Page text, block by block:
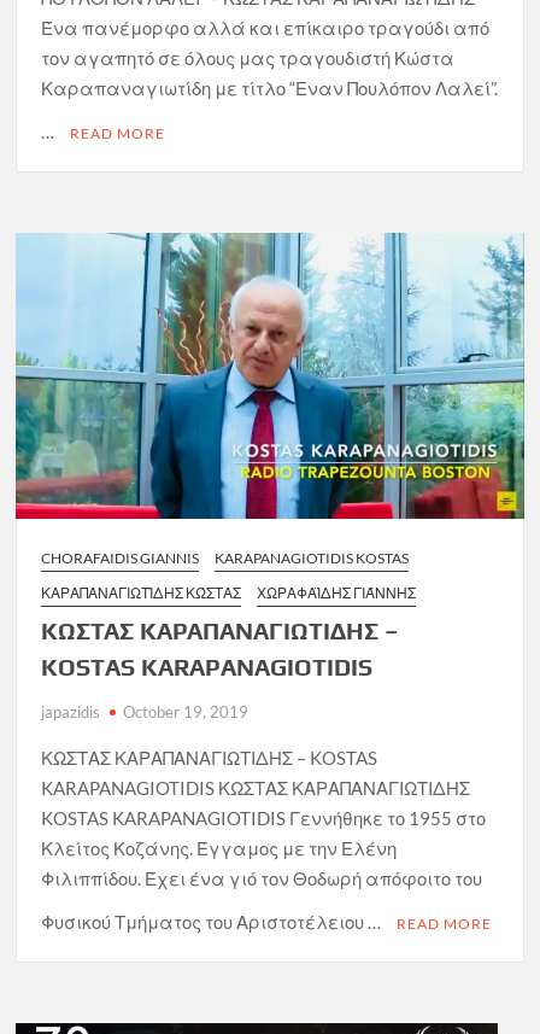
Ένα πανέμορφο αλλά και επίκαιρο τραγούδι από
τον αγαπητό σε όλους μας τραγουδιστή Κώστα
Καραπαναγιωτίδη με τίτλο “Εναν Πουλόπον Λαλεί”.
…
READ MORE
CHORAFAIDIS GIANNIS
KARAPANAGIOTIDIS KOSTAS
ΚΑΡΑΠΑΝΑΓΙΩΤΊΔΗΣ ΚΏΣΤΑΣ
ΧΩΡΑΦΑΪΔΗΣ ΓΙΆΝΝΗΣ
ΚΩΣΤΑΣ ΚΑΡΑΠΑΝΑΓΙΩΤΙΔΗΣ –
KOSTAS KARAPANAGIOTIDIS
japazidis October 19, 2019
ΚΩΣΤΑΣ ΚΑΡΑΠΑΝΑΓΙΩΤΙΔΗΣ – KOSTAS
KARAPANAGIOTIDIS ΚΩΣΤΑΣ ΚΑΡΑΠΑΝΑΓΙΩΤΙΔΗΣ
KOSTAS KARAPANAGIOTIDIS Γεννήθηκε το 1955 στο
Κλείτος Κοζάνης. Έγγαμος με την Ελένη
Φιλιππίδου. Έχει ένα γιό τον Θοδωρή απόφοιτο του
Φυσικού Τμήματος του Αριστοτέλειου …
READ MORE